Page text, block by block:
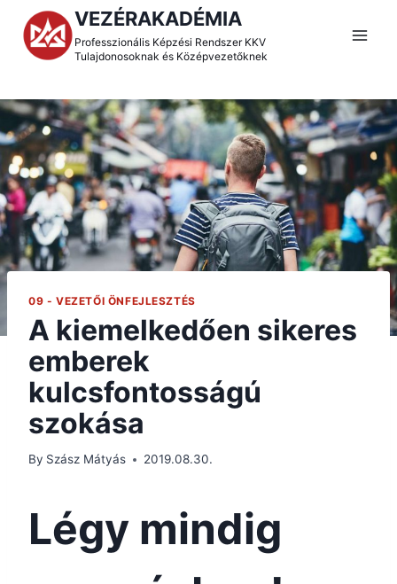
content
VEZÉRAKADÉMIA
Professzionális Képzési Rendszer KKV
Tulajdonosoknak és Középvezetőknek
09 - VEZETŐI ÖNFEJLESZTÉS
A kiemelkedően sikeres
emberek
kulcsfontosságú
szokása
By Szász Mátyás 2019.08.30.
Légy mindig